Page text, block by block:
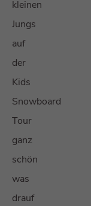
kleinen
Jungs
auf
der
Kids
Snowboard
Tour
ganz
schön
was
drauf